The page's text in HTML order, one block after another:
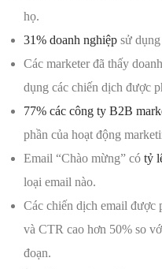
họ.
31% doanh nghiệp sử
Các marketer đã thấy
dụng các chiến dịch được
77% các công ty B2B
phần của hoạt động
Email “Chào mừng” có tỷ
loại email nào.
Các chiến dịch email được
và CTR cao hơn 50% so
đoạn.